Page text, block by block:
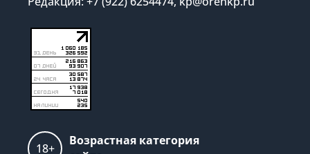
+7 (922) 6254474, kp@orenkp.ru
Редакция: +7 (922) 6254474, kp@orenkp.ru